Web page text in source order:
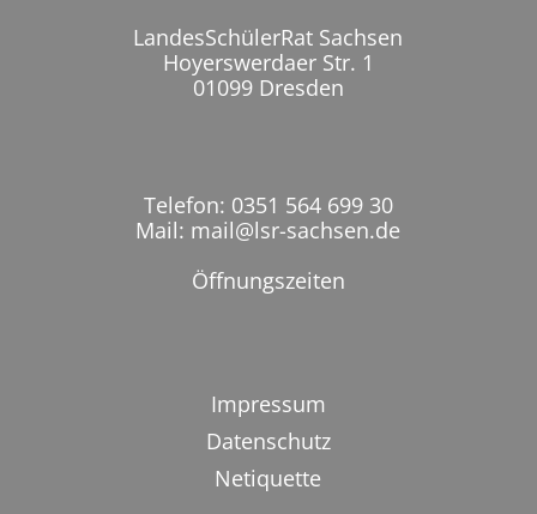
LandesSchülerRat Sachsen
Hoyerswerdaer Str. 1
01099 Dresden
Telefon: 0351 564 699 30
Mail: mail@lsr-sachsen.de
Öffnungszeiten
Impressum
Datenschutz
Netiquette